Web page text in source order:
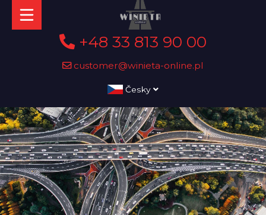
+48 33 813 90 00
customer@winieta-online.pl
Česky